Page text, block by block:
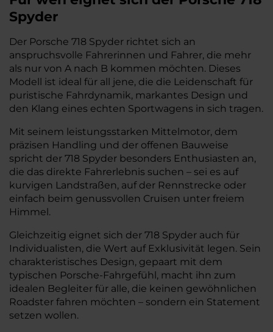
Spyder
Der Porsche 718 Spyder richtet sich an
anspruchsvolle Fahrerinnen und Fahrer, die mehr
als nur von A nach B kommen möchten. Dieses
Modell ist ideal für all jene, die die Leidenschaft für
puristische Fahrdynamik, markantes Design und
den Klang eines echten Sportwagens in sich tragen.
Mit seinem leistungsstarken Mittelmotor, dem
präzisen Handling und der offenen Bauweise
spricht der 718 Spyder besonders Enthusiasten an,
die das direkte Fahrerlebnis suchen – sei es auf
kurvigen Landstraßen, auf der Rennstrecke oder
einfach beim genussvollen Cruisen unter freiem
Himmel.
Gleichzeitig eignet sich der 718 Spyder auch für
Individualisten, die Wert auf Exklusivität legen. Sein
charakteristisches Design, gepaart mit dem
typischen Porsche-Fahrgefühl, macht ihn zum
idealen Begleiter für alle, die keinen gewöhnlichen
Roadster fahren möchten – sondern ein Statement
setzen wollen.